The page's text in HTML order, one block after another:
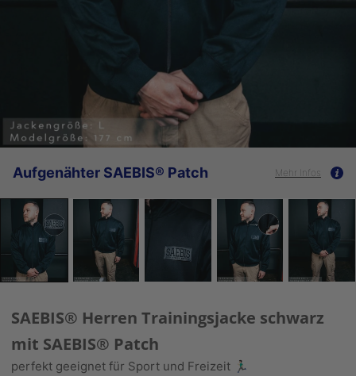
Aufgenähter SAEBIS® Patch Mehr Infos
SAEBIS® Herren Trainingsjacke schwarz
mit SAEBIS® Patch
perfekt geeignet für Sport und Freizeit 🏃🏻‍♂️